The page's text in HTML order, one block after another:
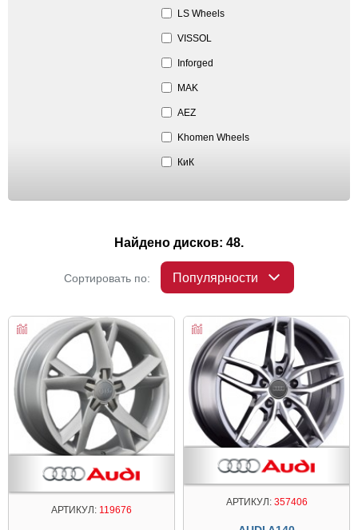
LS Wheels
VISSOL
Inforged
MAK
AEZ
Khomen Wheels
КиК
Найдено дисков: 48.
Сортировать по: Популярности
АРТИКУЛ: 119676
АРТИКУЛ:357406